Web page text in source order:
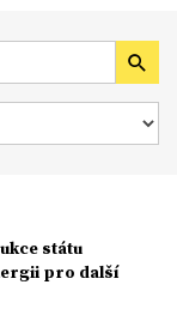
státu
pro další